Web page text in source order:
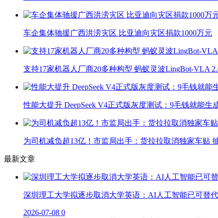
车企集体驰援广西洪涝灾区 比亚迪向灾区捐款1000万元
支持17家机器人厂商20多种构型 蚂蚁灵波LingBot-VLA
性能大提升 DeepSeek V4正式版灰度测试：9毛钱就能生
为司机减负超13亿！市监局出手：货拉拉取消独家车贴
最新文章
深圳理工大学拟逐步取消大学英语：AI人工智能已可替代
2026-07-08 0